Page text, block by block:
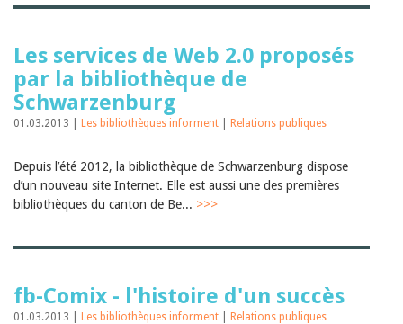
Les services de Web 2.0 proposés
par la bibliothèque de
Schwarzenburg
01.03.2013 | Les bibliothèques informent Relations publiques
Depuis l’été 2012, la bibliothèque de Schwarzenburg dispose
d’un nouveau site Internet. Elle est aussi une des premières
bibliothèques du canton de Be... >>>
fb-Comix - l'histoire d'un succès
01.03.2013 | Les bibliothèques informent Relations publiques